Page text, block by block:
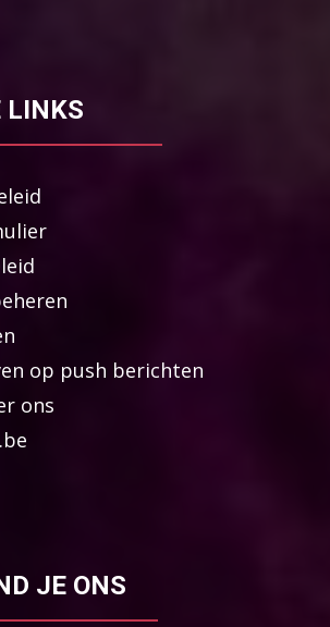
LINKS
op push berichten
ons
JE ONS